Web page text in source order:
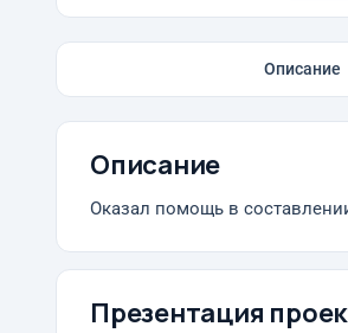
Описание
Описание
Оказал помощь в
Презентация